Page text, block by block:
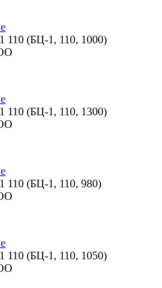
110 (БЦ-1, 110, 1000)
110 (БЦ-1, 110, 1300)
110 (БЦ-1, 110, 980)
110 (БЦ-1, 110, 1050)